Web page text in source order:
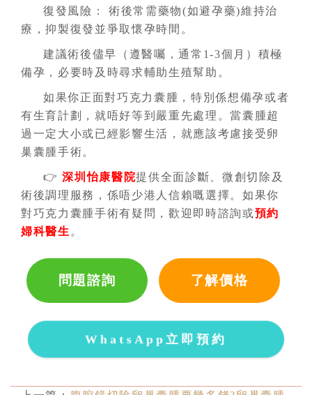
復發風險： 術後常需藥物(如避孕藥)維持治
療，抑製復發並爭取懷孕時間。
建議術後儘早（遵醫囑，通常1-3個月）積極
備孕，必要時及時尋求輔助生殖幫助。
如果你正面對巧克力囊腫，特別係想備孕或者
有生育計劃，就唔好等到嚴重先處理。當囊腫超
過一定大小或已經影響生活，就應該考慮接受卵
巢囊腫手術。
👉深圳怡康醫院提供全面診斷、微創切除及
術後調理服務，係唔少港人信賴嘅選擇。如果你
對巧克力囊腫手術有疑問，歡迎即時諮詢或預約
婦科醫生 。
問題諮詢 了解價格
WhatsApp立即預約